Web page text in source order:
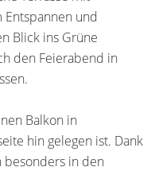
Entspannen und
Blick ins Grüne
den Feierabend in
Balkon in
hin gelegen ist. Dank
besonders in den